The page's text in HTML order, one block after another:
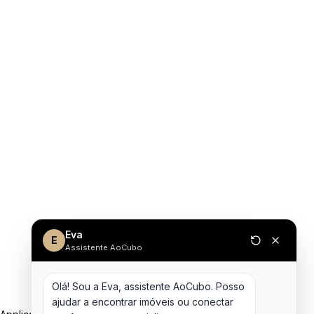
E Eva
Assistente AoCubo
Olá! Sou a Eva, assistente AoCubo. Posso
ajudar a encontrar imóveis ou conectar